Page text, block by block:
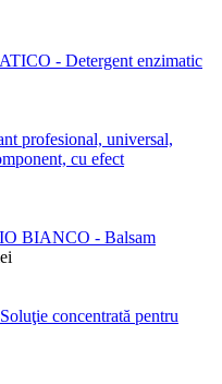
- Detergent enzimatic
profesional, universal,
cu efect
BIANCO - Balsam
concentrată pentru